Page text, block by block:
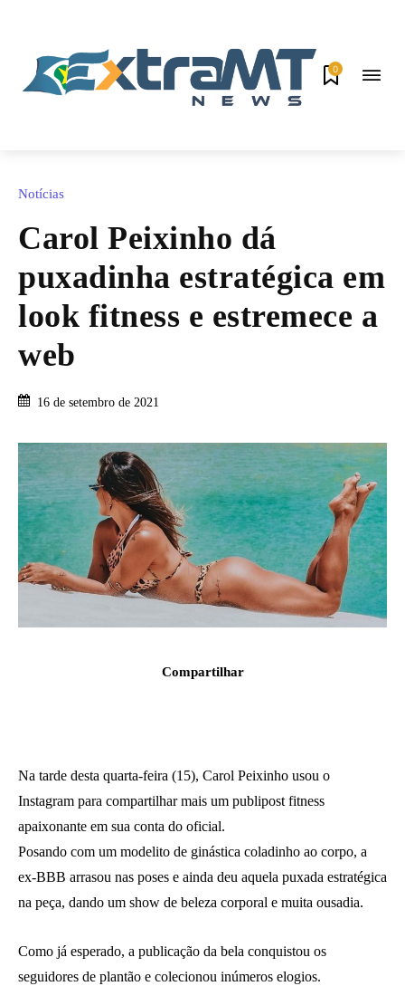
0
Notícias
Carol Peixinho dá
puxadinha estratégica em
look fitness e estremece a
web
16 de setembro de 2021
Compartilhar
Na tarde desta quarta-feira (15), Carol Peixinho usou o
Instagram para compartilhar mais um publipost fitness
apaixonante em sua conta do oficial.
Posando com um modelito de ginástica coladinho ao corpo, a
ex-BBB arrasou nas poses e ainda deu aquela puxada estratégica
na peça, dando um show de beleza corporal e muita ousadia.
Como já esperado, a publicação da bela conquistou os
seguidores de plantão e colecionou inúmeros elogios.